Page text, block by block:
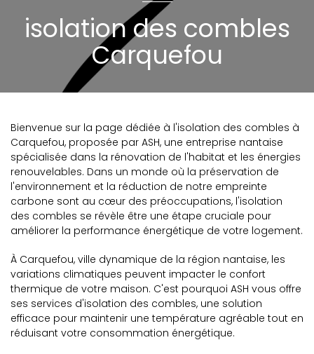
isolation des combles
Carquefou
Bienvenue sur la page dédiée à l'isolation des combles à
Carquefou, proposée par ASH, une entreprise nantaise
spécialisée dans la rénovation de l'habitat et les énergies
renouvelables. Dans un monde où la préservation de
l'environnement et la réduction de notre empreinte
carbone sont au cœur des préoccupations, l'isolation
des combles se révèle être une étape cruciale pour
améliorer la performance énergétique de votre logement.
À Carquefou, ville dynamique de la région nantaise, les
variations climatiques peuvent impacter le confort
thermique de votre maison. C'est pourquoi ASH vous offre
ses services d'isolation des combles, une solution
efficace pour maintenir une température agréable tout en
réduisant votre consommation énergétique.